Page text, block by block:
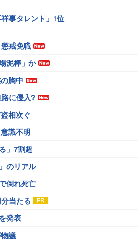
祥事タレント」1位
戒免職
泥棒」か
胸中
に侵入?
相次ぐ
識不明
」7割超
のリアル
倒れ死亡
当たる
発表
議